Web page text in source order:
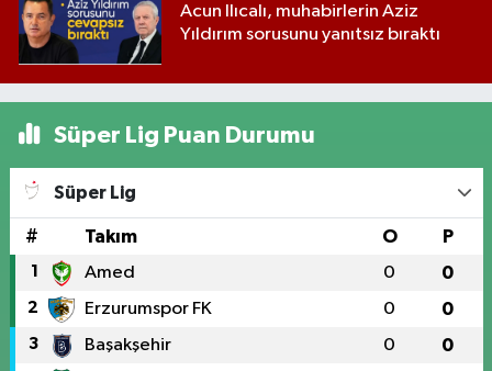
Acun Ilıcalı, muhabirlerin Aziz
Yıldırım sorusunu yanıtsız bıraktı
Süper Lig Puan Durumu
Süper Lig
# Takım O P
1 Amed 0 0
2 Erzurumspor FK 0 0
3 Başakşehir 0 0